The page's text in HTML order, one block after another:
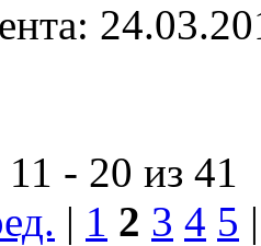
- 20 из 41
| 1 2 3 4 5